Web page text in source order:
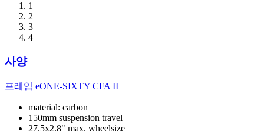
1
2
3
4
사양
프레임 eONE-SIXTY CFA II
material: carbon
150mm suspension travel
27.5x2.8" max. wheelsize